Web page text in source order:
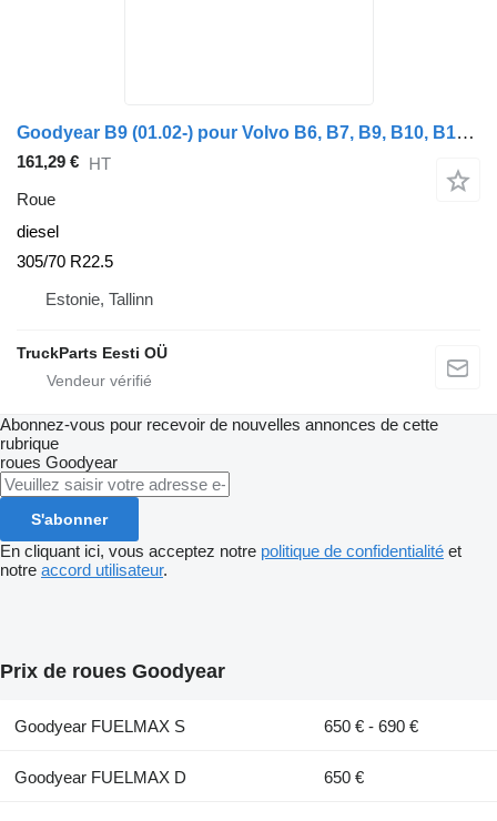
Goodyear B9 (01.02-) pour Volvo B6, B7, B9, B10, B12 bus (1978-2011)
161,29 € HT
Roue
diesel
305/70 R22.5
Estonie, Tallinn
TruckParts Eesti OÜ
Abonnez-vous pour recevoir de nouvelles annonces de cette
rubrique
roues Goodyear
S'abonner
En cliquant ici, vous acceptez notre politique de confidentialité et
notre accord utilisateur.
Prix de roues Goodyear
Goodyear FUELMAX S 650 € - 690 €
Goodyear FUELMAX D 650 €